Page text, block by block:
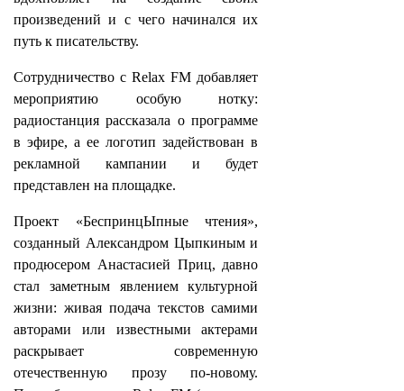
произведений и с чего начинался их
путь к писательству.
Сотрудничество с Relax FM добавляет
мероприятию особую нотку:
радиостанция рассказала о программе
в эфире, а ее логотип задействован в
рекламной кампании и будет
представлен на площадке.
Проект «БеспринцЫпные чтения»,
созданный Александром Цыпкиным и
продюсером Анастасией Приц, давно
стал заметным явлением культурной
жизни: живая подача текстов самими
авторами или известными актерами
раскрывает современную
отечественную прозу по‑новому.